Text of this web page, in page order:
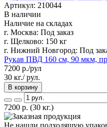
Артикул: 210044
В наличии
Наличие на складах
г. Москва: Под заказ
г. Щелково: 150 кг
г. Нижний Новгород: Под
Рукав ПВД 160 см, 90 мкм,
7200 р./рул
30 кг./ рул.
В корзину
7200 р. (30 кг.)
Не нашли подходящую